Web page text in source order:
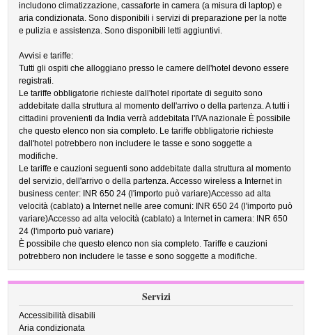
includono climatizzazione, cassaforte in camera (a misura di laptop) e
aria condizionata. Sono disponibili i servizi di preparazione per la notte
e pulizia e assistenza. Sono disponibili letti aggiuntivi.
Avvisi e tariffe:
Tutti gli ospiti che alloggiano presso le camere dell'hotel devono essere
registrati.
Le tariffe obbligatorie richieste dall'hotel riportate di seguito sono
addebitate dalla struttura al momento dell'arrivo o della partenza. A tutti i
cittadini provenienti da India verrà addebitata l'IVA nazionale È possibile
che questo elenco non sia completo. Le tariffe obbligatorie richieste
dall'hotel potrebbero non includere le tasse e sono soggette a
modifiche.
Le tariffe e cauzioni seguenti sono addebitate dalla struttura al momento
del servizio, dell'arrivo o della partenza. Accesso wireless a Internet in
business center: INR 650 24 (l'importo può variare)Accesso ad alta
velocità (cablato) a Internet nelle aree comuni: INR 650 24 (l'importo può
variare)Accesso ad alta velocità (cablato) a Internet in camera: INR 650
24 (l'importo può variare)
È possibile che questo elenco non sia completo. Tariffe e cauzioni
potrebbero non includere le tasse e sono soggette a modifiche.
Servizi
Accessibilità disabili
Aria condizionata